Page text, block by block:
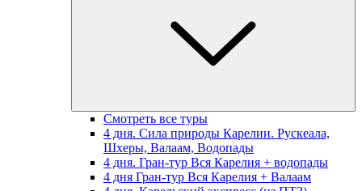
Смотреть все туры
4 дня. Сила природы Карелии. Рускеала,
Шхеры, Валаам, Водопады
4 дня. Гран-тур Вся Карелия + водопады
4 дня Гран-тур Вся Карелия + Валаам